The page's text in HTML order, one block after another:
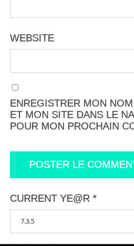
WEBSITE
ENREGISTRER MON
ET MON SITE DANS LE
POUR MON PROCHAIN
CURRENT YE@R *